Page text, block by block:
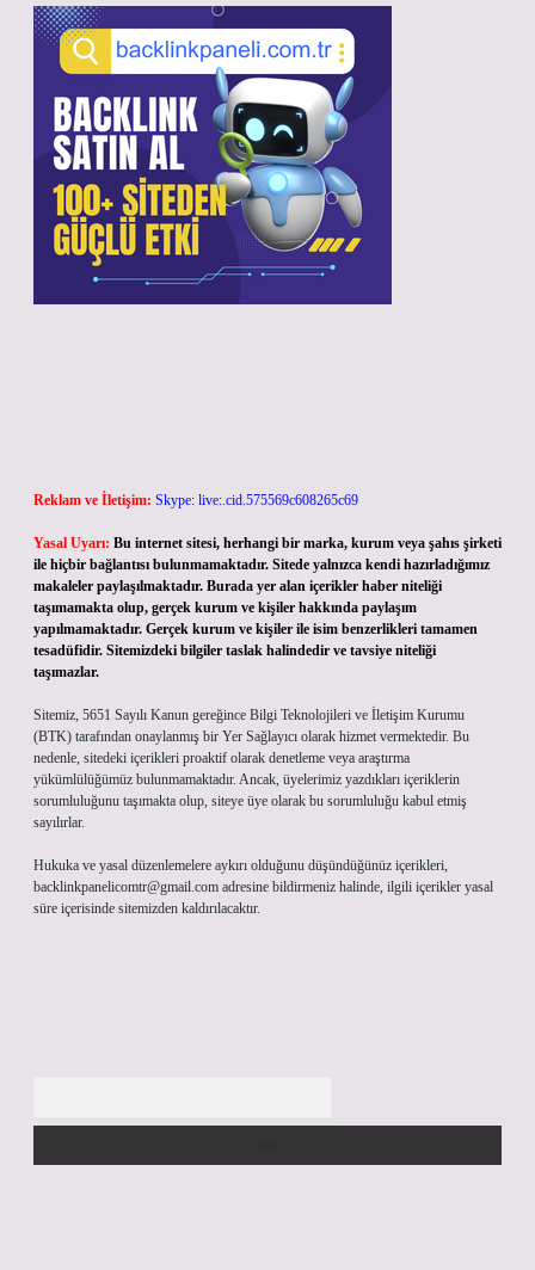
Reklam ve İletişim: Skype: live:.cid.575569c608265c69
Yasal Uyarı: Bu internet sitesi, herhangi bir marka, kurum veya şahıs şirketi
ile hiçbir bağlantısı bulunmamaktadır. Sitede yalnızca kendi hazırladığımız
makaleler paylaşılmaktadır. Burada yer alan içerikler haber niteliği
taşımamakta olup, gerçek kurum ve kişiler hakkında paylaşım
yapılmamaktadır. Gerçek kurum ve kişiler ile isim benzerlikleri tamamen
tesadüfidir. Sitemizdeki bilgiler taslak halindedir ve tavsiye niteliği
taşımazlar.
Sitemiz, 5651 Sayılı Kanun gereğince Bilgi Teknolojileri ve İletişim Kurumu
(BTK) tarafından onaylanmış bir Yer Sağlayıcı olarak hizmet vermektedir. Bu
nedenle, sitedeki içerikleri proaktif olarak denetleme veya araştırma
yükümlülüğümüz bulunmamaktadır. Ancak, üyelerimiz yazdıkları içeriklerin
sorumluluğunu taşımakta olup, siteye üye olarak bu sorumluluğu kabul etmiş
sayılırlar.
Hukuka ve yasal düzenlemelere aykırı olduğunu düşündüğünüz içerikleri,
backlinkpanelicomtr@gmail.com adresine bildirmeniz halinde, ilgili içerikler yasal
süre içerisinde sitemizden kaldırılacaktır.